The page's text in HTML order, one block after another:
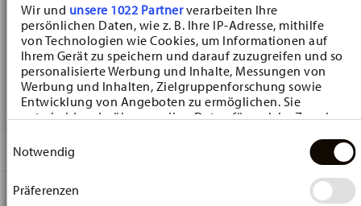
Wir und unsere 1022 Partnerverarbeiten Ihre
persönlichen Daten, wie z. B. Ihre IP-Adresse, mithilfe
von Technologien wie Cookies, um Informationen auf
Ihrem Gerät zu speichern und darauf zuzugreifen und so
personalisierte Werbung und Inhalte, Messungen von
Werbung und Inhalten, Zielgruppenforschung sowie
Entwicklung von Angeboten zu ermöglichen. Sie
entscheiden darüber, wer Ihre Daten für welche Zwecke
Cookie-Erklärung oder durch Klicken auf das Privacy
Trigger Symbol ändern oder widerrufen
Wenn Sie es erlauben, würden wir auch gerne:
Notwendig
Präferenzen
Hutschenreuther My Christmas Mug All you need Becher
- Konisch - Ø 8,8 cm - h 11,5 cm - 0,400 l, Bone China
Multicolor
DETAILS
MAßE